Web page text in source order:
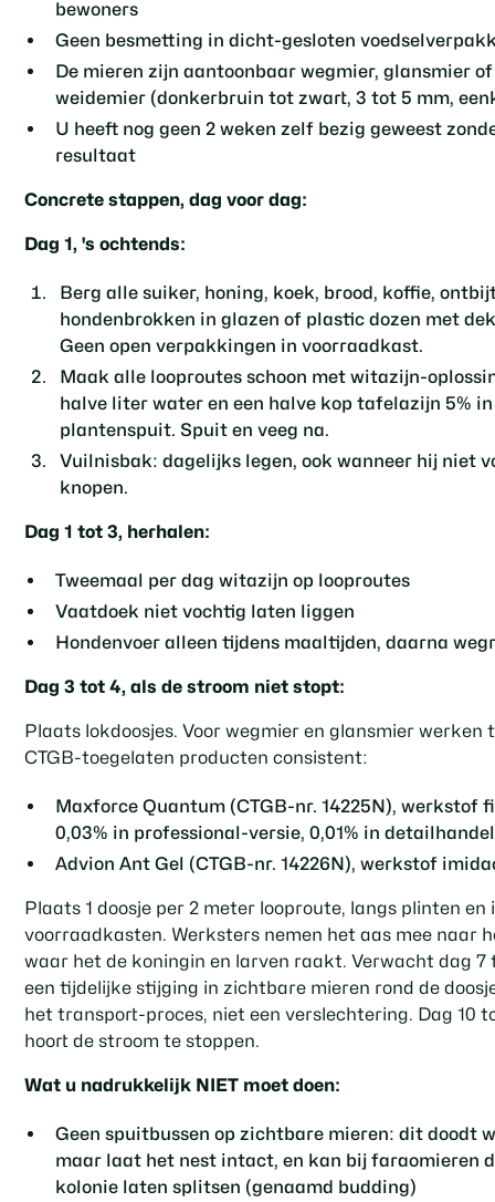
bewoners
Geen besmetting in dicht-gesloten
De mieren zijn aantoonbaar wegmier, glansmier of
weidemier (donkerbruin tot zwart, 3 tot 5 mm,
U heeft nog geen 2 weken zelf bezig geweest
resultaat
Concrete stappen, dag voor dag:
Dag 1, 's ochtends:
Berg alle suiker, honing, koek, brood, koffie,
hondenbrokken in glazen of plastic dozen met
Geen open verpakkingen in voorraadkast.
Maak alle looproutes schoon met witazijn-
halve liter water en een halve kop tafelazijn 5% in
plantenspuit. Spuit en veeg na.
Vuilnisbak: dagelijks legen, ook wanneer hij niet
knopen.
Dag 1 tot 3, herhalen:
Tweemaal per dag witazijn op looproutes
Vaatdoek niet vochtig laten liggen
Hondenvoer alleen tijdens maaltijden, daarna
Dag 3 tot 4, als de stroom niet stopt:
Plaats lokdoosjes. Voor wegmier en glansmier werken
CTGB-toegelaten producten consistent:
Maxforce Quantum (CTGB-nr. 14225N), werkstof
0,03% in professional-versie, 0,01% in detailhandel
Advion Ant Gel (CTGB-nr. 14226N), werkstof
Plaats 1 doosje per 2 meter looproute, langs plinten en
voorraadkasten. Werksters nemen het aas mee naar
waar het de koningin en larven raakt. Verwacht dag 7
een tijdelijke stijging in zichtbare mieren rond de
het transport-proces, niet een verslechtering. Dag 10
hoort de stroom te stoppen.
Wat u nadrukkelijk NIET moet doen:
Geen spuitbussen op zichtbare mieren: dit doodt
maar laat het nest intact, en kan bij faraomieren
kolonie laten splitsen (genaamd budding)